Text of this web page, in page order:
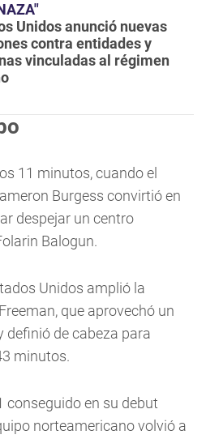
Unidos anunció nuevas
contra entidades y
vinculadas al régimen
11 minutos, cuando el
Burgess convirtió en
despejar un centro
Balogun.
Unidos amplió la
que aprovechó un
definió de cabeza para
minutos.
conseguido en su debut
norteamericano volvió a